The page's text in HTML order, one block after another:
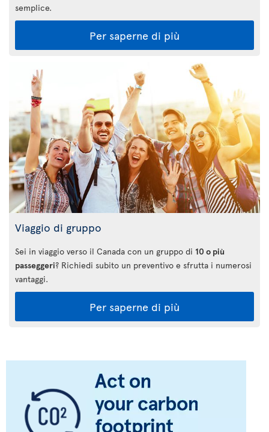
semplice.
Per saperne di più
Viaggio di gruppo
Sei in viaggio verso il Canada con un gruppo di 10 o più
passeggeri? Richiedi subito un preventivo e sfrutta i numerosi
vantaggi.
Per saperne di più